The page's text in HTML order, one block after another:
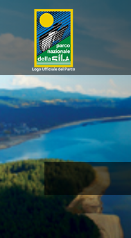
Vai al contenuto principale